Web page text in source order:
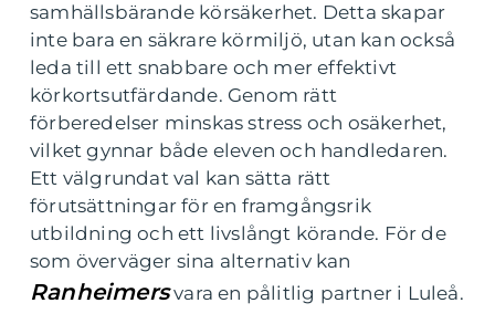
samhällsbärande körsäkerhet. Detta skapar
inte bara en säkrare körmiljö, utan kan också
leda till ett snabbare och mer effektivt
körkortsutfärdande. Genom rätt
förberedelser minskas stress och osäkerhet,
vilket gynnar både eleven och handledaren.
Ett välgrundat val kan sätta rätt
förutsättningar för en framgångsrik
utbildning och ett livslångt körande. För de
som överväger sina alternativ kan
Ranheimers vara en pålitlig partner i Luleå.